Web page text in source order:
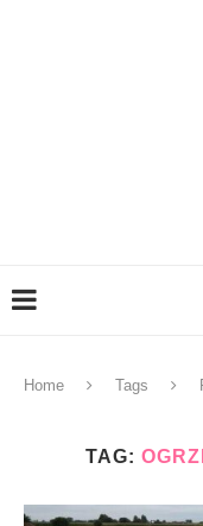
Home Tags
TAG: